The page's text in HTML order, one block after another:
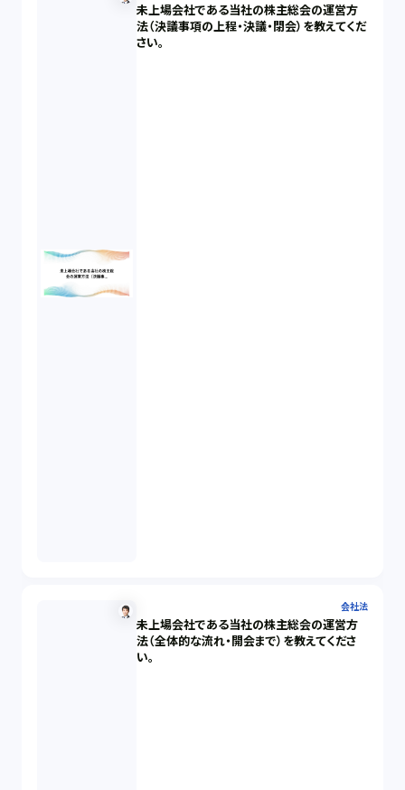
未上場会社である当社の株主総会の運営方
法（決議事項の上程・決議・閉会）を教えてくだ
さい。
会社法
未上場会社である当社の株主総会の運営方
法（全体的な流れ・開会まで）を教えてくださ
い。